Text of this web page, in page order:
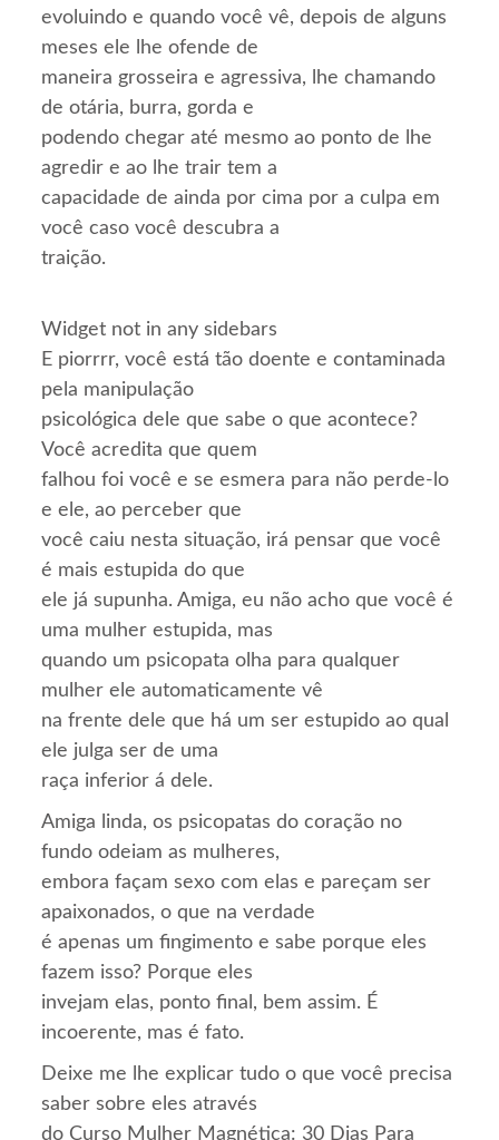
evoluindo e quando você vê, depois de alguns
meses ele lhe ofende de
maneira grosseira e agressiva, lhe chamando
de otária, burra, gorda e
podendo chegar até mesmo ao ponto de lhe
agredir e ao lhe trair tem a
capacidade de ainda por cima por a culpa em
você caso você descubra a
traição.
Widget not in any sidebars
E piorrrr, você está tão doente e contaminada
pela manipulação
psicológica dele que sabe o que acontece?
Você acredita que quem
falhou foi você e se esmera para não perde-lo
e ele, ao perceber que
você caiu nesta situação, irá pensar que você
é mais estupida do que
ele já supunha. Amiga, eu não acho que você é
uma mulher estupida, mas
quando um psicopata olha para qualquer
mulher ele automaticamente vê
na frente dele que há um ser estupido ao qual
ele julga ser de uma
raça inferior á dele.
Amiga linda, os psicopatas do coração no
fundo odeiam as mulheres,
embora façam sexo com elas e pareçam ser
apaixonados, o que na verdade
é apenas um fingimento e sabe porque eles
fazem isso? Porque eles
invejam elas, ponto final, bem assim. É
incoerente, mas é fato.
Deixe me lhe explicar tudo o que você precisa
saber sobre eles através
do Curso Mulher Magnética: 30 Dias Para